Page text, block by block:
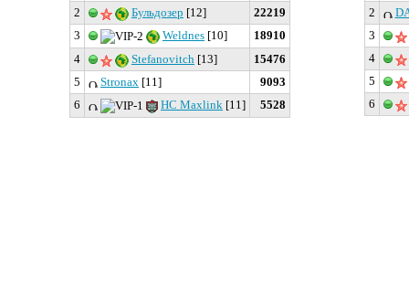
2 Бульдозер [12]
22219
3
Weldnes [10]
18910
4
Stefanovitch [13]
15476
5
Stronax [11]
9093
6
HC Maxlink [11] 5528
2
3
4
5
6